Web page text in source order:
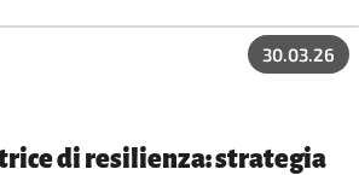
30.03.26
di resilienza: strategia